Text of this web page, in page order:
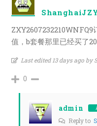
值，b套餐那里已经买了
Last edited 13 days ago by
0
admin
Reply to